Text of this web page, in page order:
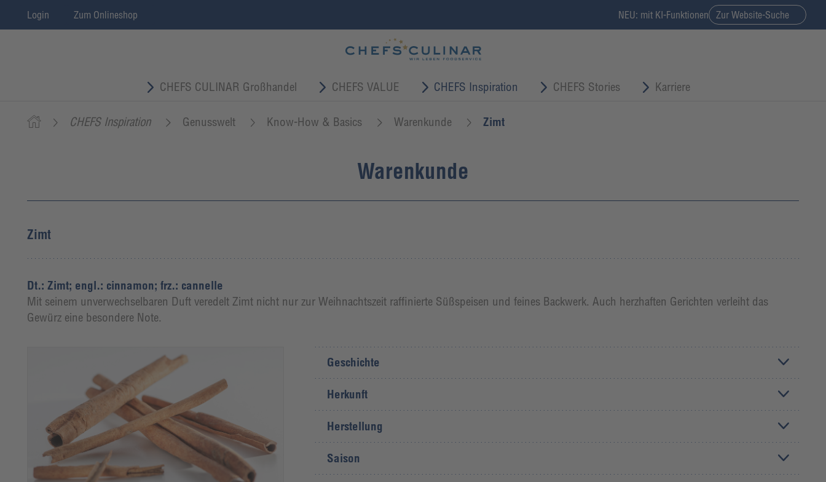
Login Zum Onlineshop NEU: mit KI-Funktionen Zur Website-Suche
CHEFS CULINAR Großhandel CHEFS VALUE CHEFS Inspiration CHEFS Stories Karriere
CHEFS Inspiration Genusswelt Know-How & Basics Warenkunde Zimt
Warenkunde
Zimt
Dt.: Zimt; engl.: cinnamon; frz.: cannelle
Mit seinem unverwechselbaren Duft veredelt Zimt nicht nur zur Weihnachtszeit raffinierte Süßspeisen und feines Backwerk. Auch herzhaften Gerichten verleiht das
Gewürz eine besondere Note.
Geschichte
Herkunft
Herstellung
Saison